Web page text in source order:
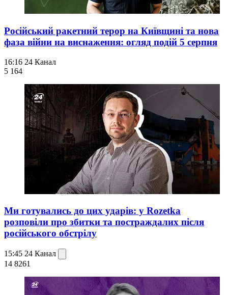
Російський ракетний терор на Київщині та нова
фаза війни на виснаження: огляд подій 5 серпня
16:16 24 Канал
5 164
Ми готувались до цих ударів: у Rozetka
розповіли про збитки та постраждалих після
російського обстрілу
15:45 24 Канал
14 8261